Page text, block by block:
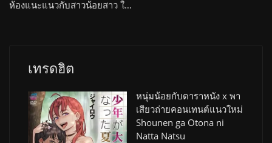
ห้องแนะแนวกับสาวน้อยสาว ในตอนเย็นหลังเลิกเรียน Lovely Heart
เทรดฮิต
หนุ่มน้อยกับดาราหนัง x พา
เสียวถ่ายคอนเทนต์แนวใหม่
Shounen ga Otona ni
Natta Natsu